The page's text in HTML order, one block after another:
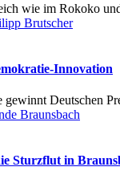
wie im Rokoko
Innovation
gewinnt
Sturzflut in